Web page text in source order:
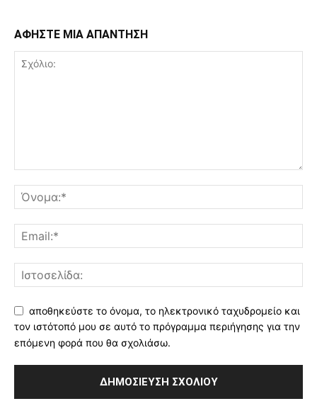
ΑΦΗΣΤΕ ΜΙΑ ΑΠΑΝΤΗΣΗ
αποθηκεύστε το όνομα, το ηλεκτρονικό ταχυδρομείο και
τον ιστότοπό μου σε αυτό το πρόγραμμα περιήγησης για την
επόμενη φορά που θα σχολιάσω.